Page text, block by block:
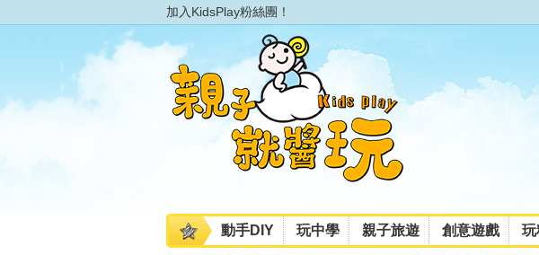
加入KidsPlay粉絲團！
動手DIY 玩中學 親子旅遊 創意遊戲 玩